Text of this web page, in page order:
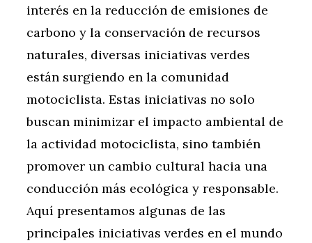
interés en la reducción de emisiones de
carbono y la conservación de recursos
naturales, diversas iniciativas verdes
están surgiendo en la comunidad
motociclista. Estas iniciativas no solo
buscan minimizar el impacto ambiental de
la actividad motociclista, sino también
promover un cambio cultural hacia una
conducción más ecológica y responsable.
Aquí presentamos algunas de las
principales iniciativas verdes en el mundo